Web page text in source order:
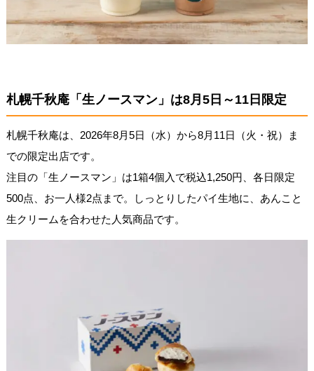
札幌千秋庵「生ノースマン」は8月5日～11日限定
札幌千秋庵は、2026年8月5日（水）から8月11日（火・祝）ま
での限定出店です。
注目の「生ノースマン」は1箱4個入で税込1,250円、各日限定
500点、お一人様2点まで。しっとりしたパイ生地に、あんこと
生クリームを合わせた人気商品です。